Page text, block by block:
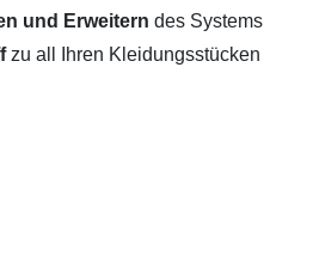
und Erweitern des Systems
zu all Ihren Kleidungsstücken